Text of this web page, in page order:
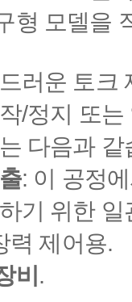
형 모델을
러운 토크
/정지 또
다음과 같
: 이 공정
기 위한
력 제어용.
비 .